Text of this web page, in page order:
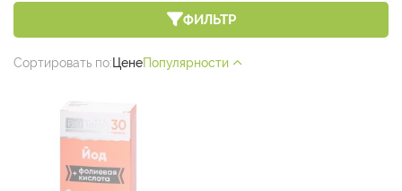
ФИЛЬТР
Сортировать по: ЦенеПопулярности